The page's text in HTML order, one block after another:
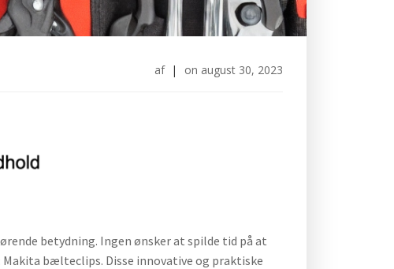
af | on august 30, 2023
betydning. Ingen ønsker at spilde tid på at
bælteclips. Disse innovative og praktiske